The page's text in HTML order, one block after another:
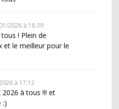
2026 à 18:39
! Plein de
et le meilleur pour le
à 17:12
à tous !!! et
:)